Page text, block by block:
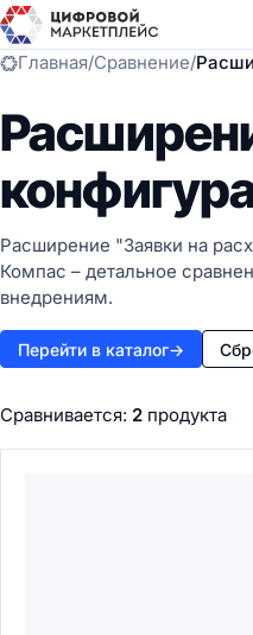
Главная/Сравнение/
Расширение "Заявки на
Компас – детальное
внедрениям.
Перейти в каталог→
Сравнивается: 2 продукта